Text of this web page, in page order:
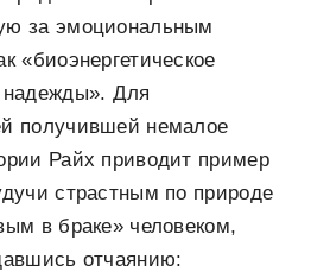
за эмоциональ­ным
«биоэнергетическое
надежды». Для
получившей немалое
Райх приводит пример
страстным по природе
в браке» человеком,
отчаянию: